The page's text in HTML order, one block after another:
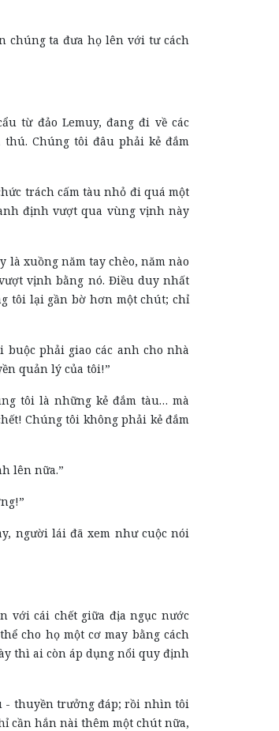
chúng ta đưa họ lên với tư cách
từ đảo Lemuy, đang đi về các
Chúng tôi đâu phải kẻ đắm
trách cấm tàu nhỏ đi quá một
định vượt qua vùng vịnh này
là xuồng năm tay chèo, năm nào
vịnh bằng nó. Điều duy nhất
tôi lại gần bờ hơn một chút; chỉ
buộc phải giao các anh cho nhà
quản lý của tôi!”
tôi là những kẻ đắm tàu… mà
Chúng tôi không phải kẻ đắm
lên nữa.”
người lái đã xem như cuộc nói
với cái chết giữa địa ngục nước
cho họ một cơ may bằng cách
thì ai còn áp dụng nổi quy định
- thuyền trưởng đáp; rồi nhìn tôi
cần hắn nài thêm một chút nữa,